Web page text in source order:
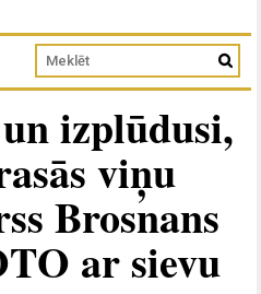
izplūdusi,
viņu
Brosnans
ar sievu